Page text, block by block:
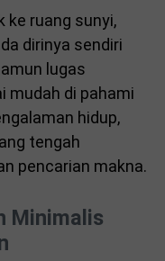
ke ruang sunyi,
dirinya sendiri
lugas
mudah di pahami
hidup,
tengah
pencarian makna.
Minimalis